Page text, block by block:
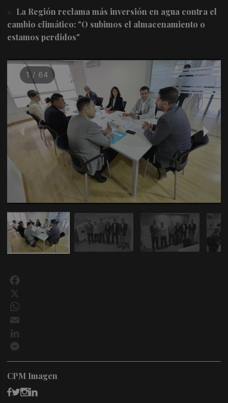
La Región reclama más inversión en agua contra el
cambio climático: "O subimos el almacenamiento o
estamos perdidos"
1 / 64
CPM Imagen